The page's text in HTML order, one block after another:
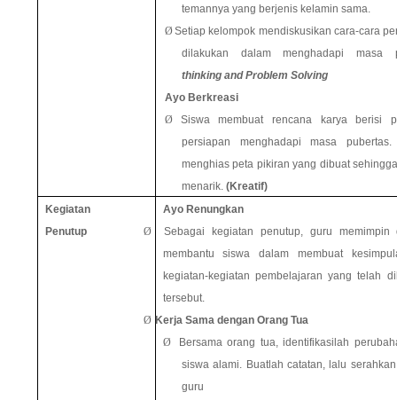
temannya yang berjenis kelamin sama.
ØSetiap kelompok mendiskusikan cara-cara
dilakukan dalam menghadapi masa
thinking and Problem Solving
Ayo Berkreasi
Ø
Siswa membuat rencana karya berisi
persiapan menghadapi masa
menghias peta pikiran yang dibuat
menarik.(Kreatif)
Kegiatan
Penutup
Ayo Renungkan
Ø
Sebagai kegiatan penutup, guru
membantu siswa dalam membuat
kegiatan-kegiatan pembelajaran yang telah
tersebut.
Ø Kerja Sama dengan Orang Tua
Ø
Bersama orang tua, identifikasilah
siswa alami. Buatlah catatan, lalu
guru